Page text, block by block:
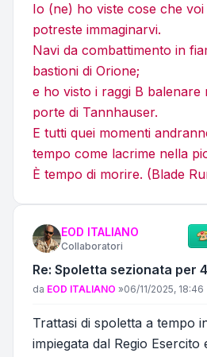
Io (ne) ho viste cose che
potreste immaginarvi.
Navi da combattimento in
bastioni di Orione;
e ho visto i raggi B balenare
porte di Tannhauser.
E tutti quei momenti
tempo come lacrime nella
È tempo di morire. (Blade
EOD ITALIANO
Collaboratori
Re: Spoletta sezionata per
Messaggio
da EOD ITALIANO »06/11/2025, 18:46
Trattasi di spoletta a tempo
impiegata dal Regio Esercito